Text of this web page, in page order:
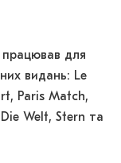
для
видань: Le
Paris Match,
Welt, Stern та